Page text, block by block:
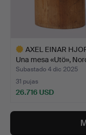
AXEL EINAR
Una mesa «Utö»,
Subastado 4 dic 2025
31 pujas
26.716 USD
seleccionado